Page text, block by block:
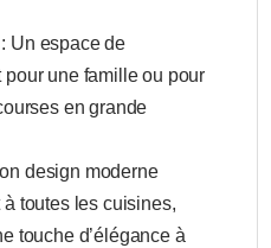
Un espace de
pour une famille ou pour
en grande
design moderne
à toutes les cuisines,
touche d’élégance à